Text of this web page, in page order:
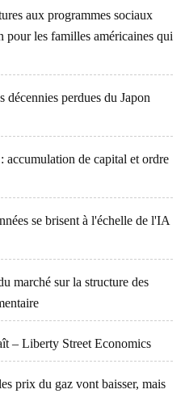
aux programmes sociaux
pour les familles américaines qui
perdues du Japon
de capital et ordre
se brisent à l'échelle de l'IA
marché sur la structure des
– Liberty Street Economics
prix du gaz vont baisser, mais